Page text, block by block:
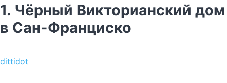
1. Чёрный Викторианский дом
в Сан-Франциско
dittidot